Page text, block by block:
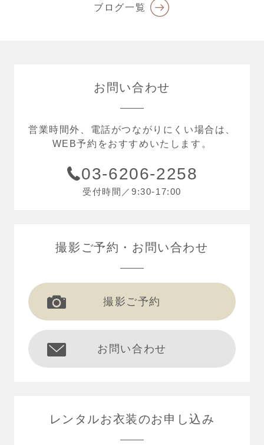
ブログ一覧
お問い合わせ
営業時間外、電話がつながりにくい場合は、
WEB予約をおすすめいたします。
03-6206-2258
受付時間／9:30-17:00
撮影ご予約 お問い合わせ
撮影ご予約
お問い合わせ
レンタルお衣装のお申し込み